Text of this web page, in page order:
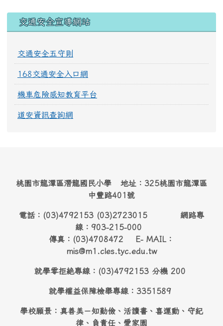
交通安全宣導網站
交通安全五守則
168交通安全入口網
機車危險感知教育平台
道安資訊查詢網
桃園市龍潭區潛龍國民小學 地址：325桃園市龍潭區
中豐路401號
電話：(03)4792153 (03)2723015 網路專
線：903-215-000
傳真：(03)4708472 E- MAIL：
mis@m1.cles.tyc.edu.tw
就學零拒絶專線：(03)4792153 分機 200
就學權益保障檢舉專線：3351589
學校願景：真善美－知勤儉、活讀書、喜運動、守紀
律、負責任、愛家園